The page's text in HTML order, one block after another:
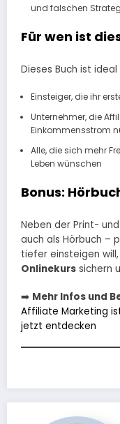
und falschen
Für wen ist
Dieses Buch ist ideal
Einsteiger, die ihr
Unternehmer, die
Einkommensstrom
Alle, die sich mehr
Leben wünschen
Bonus:
Neben der Print-
auch als Hörbuch –
tiefer einsteigen
Onlinekurs sichern
➡️ Mehr Infos und
Affiliate Marketing
jetzt entdecken